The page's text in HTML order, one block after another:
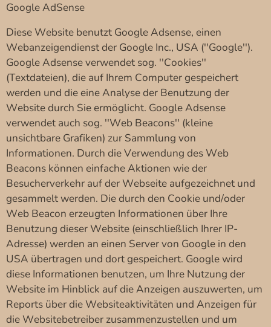
Google AdSense
Diese Website benutzt Google Adsense, einen
Webanzeigendienst der Google Inc., USA (''Google'').
Google Adsense verwendet sog. ''Cookies''
(Textdateien), die auf Ihrem Computer gespeichert
werden und die eine Analyse der Benutzung der
Website durch Sie ermöglicht. Google Adsense
verwendet auch sog. ''Web Beacons'' (kleine
unsichtbare Grafiken) zur Sammlung von
Informationen. Durch die Verwendung des Web
Beacons können einfache Aktionen wie der
Besucherverkehr auf der Webseite aufgezeichnet und
gesammelt werden. Die durch den Cookie und/oder
Web Beacon erzeugten Informationen über Ihre
Benutzung dieser Website (einschließlich Ihrer IP-
Adresse) werden an einen Server von Google in den
USA übertragen und dort gespeichert. Google wird
diese Informationen benutzen, um Ihre Nutzung der
Website im Hinblick auf die Anzeigen auszuwerten, um
Reports über die Websiteaktivitäten und Anzeigen für
die Websitebetreiber zusammenzustellen und um